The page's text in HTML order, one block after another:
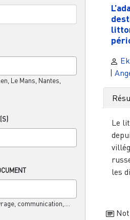
Le Mans, Nantes,
communication,....
|
Le
les